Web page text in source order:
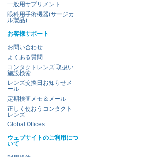
一般用サプリメント
眼科用手術機器(サージカ
ル製品)
お客様サポート
お問い合わせ
よくある質問
コンタクトレンズ 取扱い
施設検索
レンズ交換日お知らせメ
ール
定期検査メモ＆メール
正しく使おうコンタクト
レンズ
Global Offices
ウェブサイトのご利用につ
いて